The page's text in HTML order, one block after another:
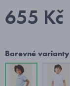
655 Kč
Barevné varianty